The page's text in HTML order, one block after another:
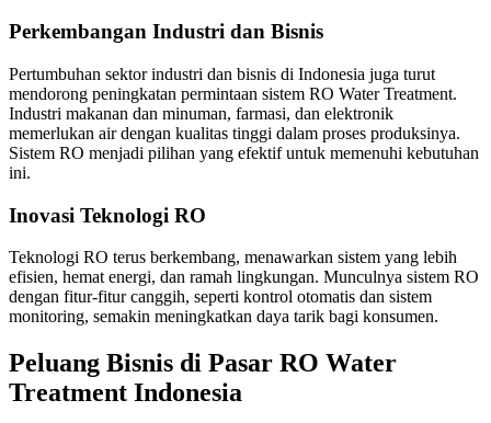
Perkembangan Industri dan Bisnis
Pertumbuhan sektor industri dan bisnis di Indonesia juga turut
mendorong peningkatan permintaan sistem RO Water Treatment.
Industri makanan dan minuman, farmasi, dan elektronik
memerlukan air dengan kualitas tinggi dalam proses produksinya.
Sistem RO menjadi pilihan yang efektif untuk memenuhi kebutuhan
ini.
Inovasi Teknologi RO
Teknologi RO terus berkembang, menawarkan sistem yang lebih
efisien, hemat energi, dan ramah lingkungan. Munculnya sistem RO
dengan fitur-fitur canggih, seperti kontrol otomatis dan sistem
monitoring, semakin meningkatkan daya tarik bagi konsumen.
Peluang Bisnis di Pasar RO Water
Treatment Indonesia